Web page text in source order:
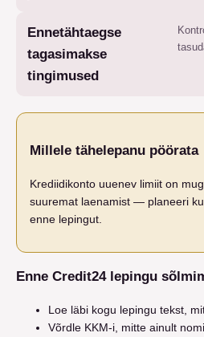
Ennetähtaegse
tagasimakse
tingimused
Millele tähelepanu pöörata
Krediidikonto uuenev limiit on
suuremat laenamist — planeeri
enne lepingut.
Enne Credit24 lepingu
Loe läbi kogu lepingu tekst,
Võrdle KKM-i, mitte ainult